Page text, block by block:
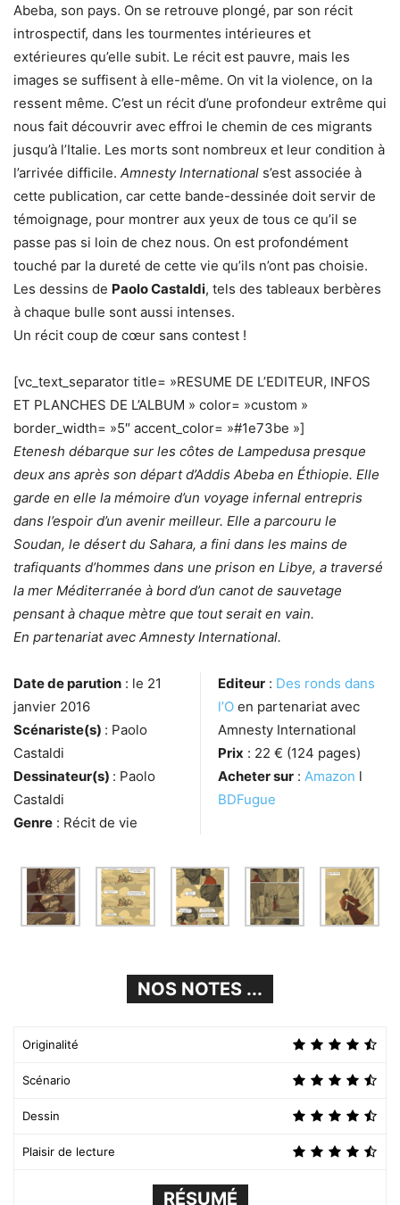
Abeba, son pays. On se retrouve plongé, par son récit
introspectif, dans les tourmentes intérieures et
extérieures qu’elle subit. Le récit est pauvre, mais les
images se suffisent à elle-même. On vit la violence, on la
ressent même. C’est un récit d’une profondeur extrême qui
nous fait découvrir avec effroi le chemin de ces migrants
jusqu’à l’Italie. Les morts sont nombreux et leur condition à
l’arrivée difficile. Amnesty International s’est associée à
cette publication, car cette bande-dessinée doit servir de
témoignage, pour montrer aux yeux de tous ce qu’il se
passe pas si loin de chez nous. On est profondément
touché par la dureté de cette vie qu’ils n’ont pas choisie.
Les dessins de Paolo Castaldi, tels des tableaux berbères
à chaque bulle sont aussi intenses.
Un récit coup de cœur sans contest !
[vc_text_separator title= »RESUME DE L’EDITEUR, INFOS
ET PLANCHES DE L’ALBUM » color= »custom »
border_width= »5″ accent_color= »#1e73be »]
Etenesh débarque sur les côtes de Lampedusa presque
deux ans après son départ d’Addis Abeba en Éthiopie. Elle
garde en elle la mémoire d’un voyage infernal entrepris
dans l’espoir d’un avenir meilleur. Elle a parcouru le
Soudan, le désert du Sahara, a fini dans les mains de
trafiquants d’hommes dans une prison en Libye, a traversé
la mer Méditerranée à bord d’un canot de sauvetage
pensant à chaque mètre que tout serait en vain.
En partenariat avec Amnesty International.
Date de parution : le 21
janvier 2016
Scénariste(s) : Paolo
Castaldi
Dessinateur(s) : Paolo
Castaldi
Genre : Récit de vie
Editeur : Des ronds dans
l’O en partenariat avec
Amnesty International
Prix : 22 € (124 pages)
Acheter sur : Amazon l
BDFugue
NOS NOTES ...
Originalité
Scénario
Dessin
Plaisir de lecture
RÉSUMÉ